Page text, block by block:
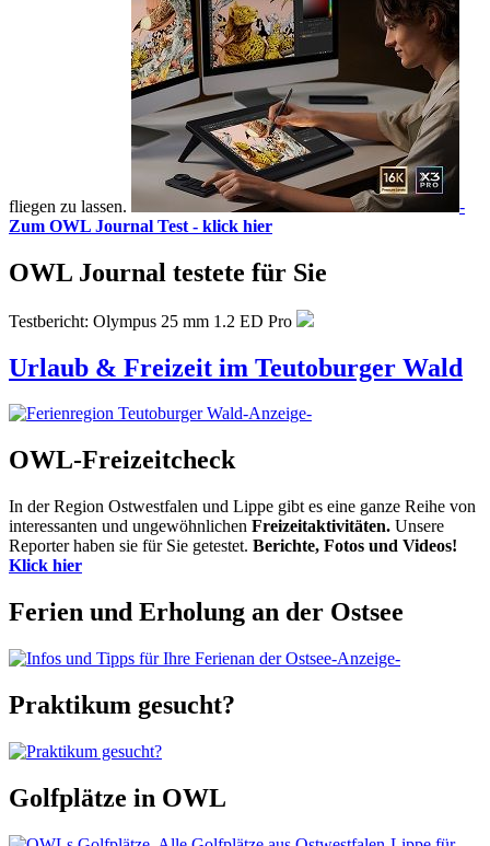
fliegen zu lassen.
-
Zum OWL Journal Test - klick hier
OWL Journal testete für Sie
Testbericht: Olympus 25 mm 1.2 ED Pro
Urlaub & Freizeit im Teutoburger Wald
-Anzeige-
OWL-Freizeitcheck
In der Region Ostwestfalen und Lippe gibt es eine ganze Reihe von
interessanten und ungewöhnlichen Freizeitaktivitäten. Unsere
Reporter haben sie für Sie getestet. Berichte, Fotos und Videos!
Klick hier
Ferien und Erholung an der Ostsee
-Anzeige-
Praktikum gesucht?
Golfplätze in OWL